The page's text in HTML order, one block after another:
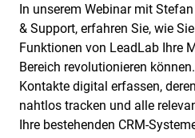
In unserem Webinar mit
& Support, erfahren Sie, wie
Funktionen von LeadLab Ihre
Bereich revolutionieren
Kontakte digital erfassen,
nahtlos tracken und alle
Ihre bestehenden CRM-